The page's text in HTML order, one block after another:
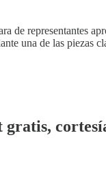
de representantes
una de las
gratis,